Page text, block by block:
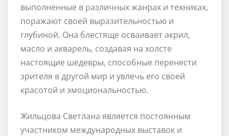
выполненные в различных жанрах и техниках,
поражают своей выразительностью и
глубиной. Она блестяще осваивает акрил,
масло и акварель, создавая на холсте
настоящие шедевры, способные перенести
зрителя в другой мир и увлечь его своей
красотой и эмоциональностью.
Жильцова Светлана является постоянным
участником международных выставок и